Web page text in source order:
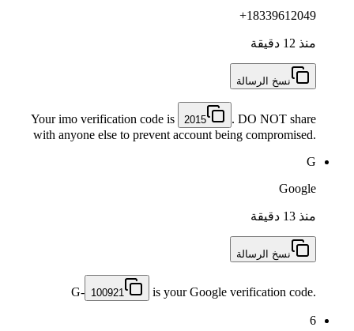
+18339612049
منذ 12 دقيقة
نسخ الرسالة
Your imo verification code is 2015
. DO NOT share
with anyone else to prevent account being compromised.
G
Google
منذ 13 دقيقة
نسخ الرسالة
G- 100921 is your Google verification code.
6